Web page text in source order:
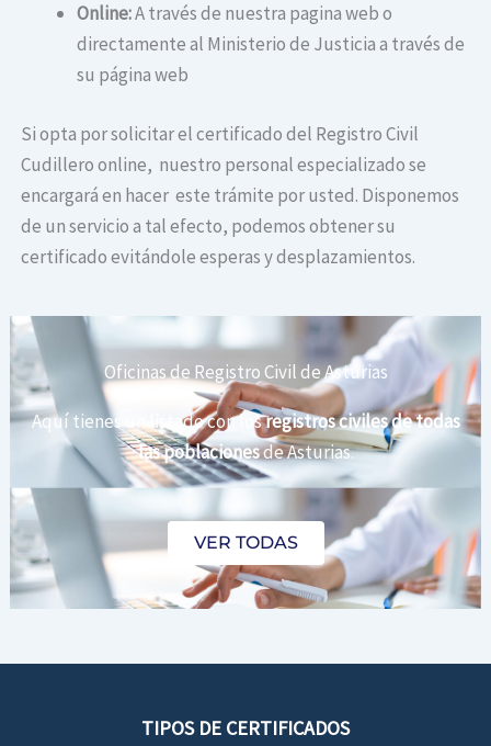
Online:A través de nuestra pagina web o
directamente al Ministerio de Justicia a través de
su página web
Si opta por solicitar el certificado del Registro Civil
Cudillero online, nuestro personal especializado se
encargará en hacer este trámite por usted. Disponemos
de un servicio a tal efecto, podemos obtener su
certificado evitándole esperas y desplazamientos.
Oficinas de Registro Civil de Asturias
Aquí tienes un listado con losregistros civiles de todas
las poblacionesde Asturias.
VER TODAS
TIPOS DE CERTIFICADOS